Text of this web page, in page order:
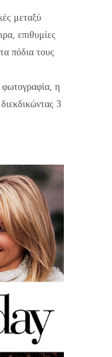
μεταξύ
επιθυμίες
πόδια τους
φωτογραφία, η
3